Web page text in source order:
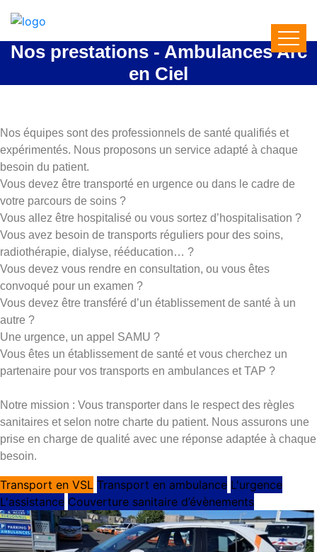
Nos prestations - Ambulances Arc
en Ciel
Nos équipes sont des professionnels de santé qualifiés et
expérimentés. Nous proposons un service adapté à chaque
besoin du patient.
Vous devez être transporté en urgence ou dans le cadre de
votre parcours de soins ?
Vous allez être hospitalisé ou vous sortez d’hospitalisation ?
Vous avez besoin de transports réguliers pour des soins,
radiothérapie, dialyse, rééducation… ?
Vous devez vous rendre en consultation, ou vous êtes
convoqué pour un examen ?
Vous devez être transféré d’un établissement de santé à un
autre ?
Une urgence, un appel SAMU ?
Vous êtes un établissement de santé et vous cherchez un
partenaire pour vos transports en ambulances et TAP ?
Notre mission : Vous transporter dans le respect des règles
sanitaires et selon notre charte du patient. Nous assurons une
prise en charge de qualité avec une réponse adaptée à chaque
besoin.
Transport en VSL Transport en ambulance L'urgence
L'assistance Couverture sanitaire d’évènements